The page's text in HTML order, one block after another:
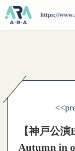
【神戸公
Autumn in